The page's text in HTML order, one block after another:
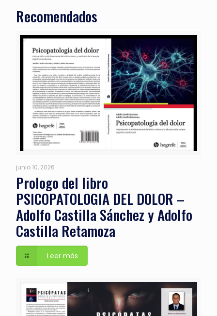
Recomendados
junio 10, 2026
Prologo del libro
PSICOPATOLOGIA DEL DOLOR –
Adolfo Castilla Sánchez y Adolfo
Castilla Retamoza
Leer más